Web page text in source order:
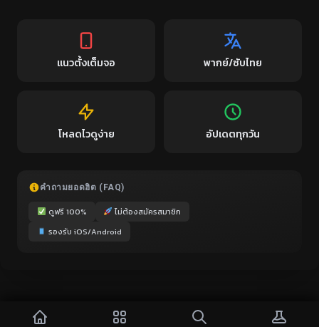
แนวตั้งเต็มจอ พากย์/ซับไทย
โหลดไวดูง่าย อัปเดตทุกวัน
คำถามยอดฮิต (FAQ)
ดูฟรี 100%
ไม่ต้องสมัครสมาชิก
รองรับ iOS/Android